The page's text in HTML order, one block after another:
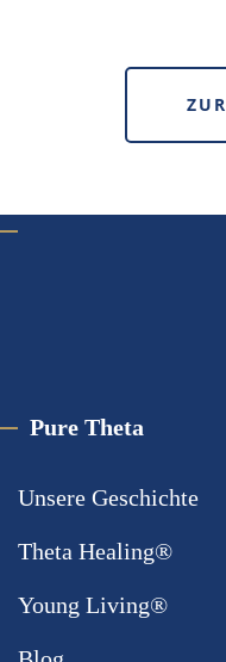
Pure Theta
Unsere Geschichte
Theta Healing®
Young Living®